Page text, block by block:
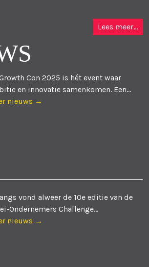
Lees meer...
Con 2025 is hét event waar
en innovatie samenkomen. Een...
nieuws →
vond alweer de 10e editie van de
Ondernemers Challenge...
nieuws →